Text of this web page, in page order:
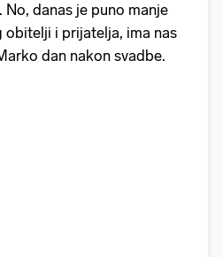
danas je puno manje
obitelji i prijatelja, ima nas
dan nakon svadbe.